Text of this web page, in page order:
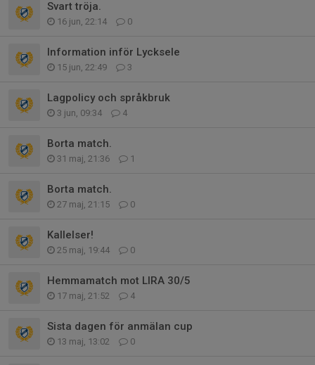
Svart tröja.
16 jun, 22:14 0
Information inför Lycksele
15 jun, 22:49 3
Lagpolicy och språkbruk
3 jun, 09:34 4
Borta match.
31 maj, 21:36 1
Borta match.
27 maj, 21:15 0
Kallelser!
25 maj, 19:44 0
Hemmamatch mot LIRA 30/5
17 maj, 21:52 4
Sista dagen för anmälan cup
13 maj, 13:02 0